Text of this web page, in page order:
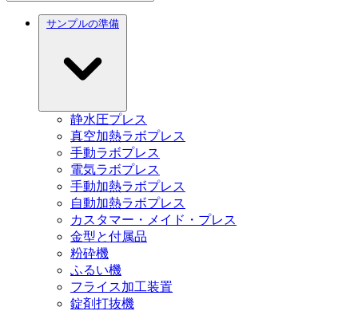
サンプルの準備
静水圧プレス
真空加熱ラボプレス
手動ラボプレス
電気ラボプレス
手動加熱ラボプレス
自動加熱ラボプレス
カスタマー・メイド・プレス
金型と付属品
粉砕機
ふるい機
フライス加工装置
錠剤打抜機